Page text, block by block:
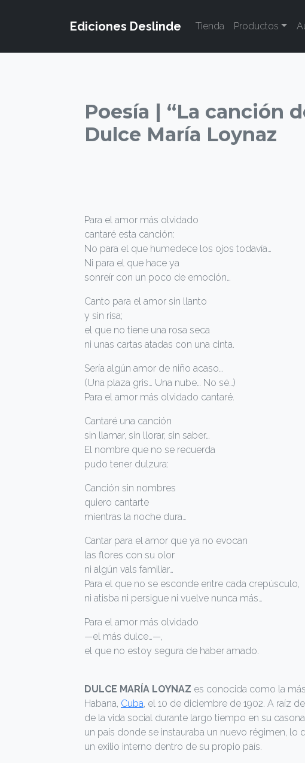
Ediciones Deslinde Tienda Productos
Poesía | “La canción
Dulce María Loynaz
Para el amor más olvidado
cantaré esta canción:
No para el que humedece los ojos todavía…
Ni para el que hace ya
sonreír con un poco de emoción…
Canto para el amor sin llanto
y sin risa;
el que no tiene una rosa seca
ni unas cartas atadas con una cinta.
Sería algún amor de niño acaso…
(Una plaza gris… Una nube… No sé…)
Para el amor más olvidado cantaré.
Cantaré una canción
sin llamar, sin llorar, sin saber…
El nombre que no se recuerda
pudo tener dulzura:
Canción sin nombres
quiero cantarte
mientras la noche dura…
Cantar para el amor que ya no evocan
las flores con su olor
ni algún vals familiar…
Para el que no se esconde entre cada crepúsculo,
ni atisba ni persigue ni vuelve nunca más…
Para el amor más olvidado
—el más dulce…—,
el que no estoy segura de haber amado.
DULCE MARÍA LOYNAZ es conocida como la
Habana, Cuba, el 10 de diciembre de 1902. A raíz
de la vida social durante largo tiempo en su
un país donde se instauraba un nuevo régimen,
un exilio interno dentro de su propio país.